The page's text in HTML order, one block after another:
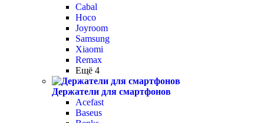
Cabal
Hoco
Joyroom
Samsung
Xiaomi
Remax
Ещё 4
Держатели для смартфонов
Acefast
Baseus